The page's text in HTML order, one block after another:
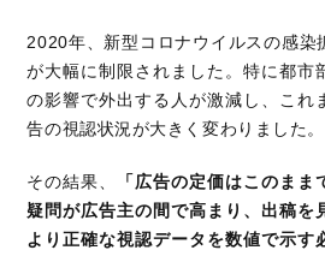
2020年、新型コロナウイルスの感染
が大幅に制限されました。特に都市
の影響で外出する人が激減し、これ
告の視認状況が大きく変わりました。
その結果、
「広告の定価はこのまま
疑問が広告主の間で高まり、出稿を
より正確な視認データを数値で示す